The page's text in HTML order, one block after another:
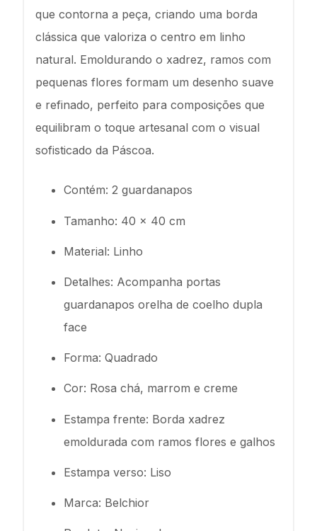
que contorna a peça, criando uma borda
clássica que valoriza o centro em linho
natural. Emoldurando o xadrez, ramos com
pequenas flores formam um desenho suave
e refinado, perfeito para composições que
equilibram o toque artesanal com o visual
sofisticado da Páscoa.
Contém: 2 guardanapos
Tamanho: 40 x 40 cm
Material: Linho
Detalhes: Acompanha portas
guardanapos orelha de coelho dupla
face
Forma: Quadrado
Cor: Rosa chá, marrom e creme
Estampa frente: Borda xadrez
emoldurada com ramos flores e galhos
Estampa verso: Liso
Marca: Belchior